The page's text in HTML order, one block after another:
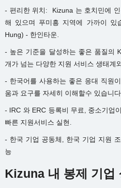
- 편리한 위치: Kizuna 는 호치민에
해 있으며 푸미흥 지역에 가까이 있
Hung) - 한인타운.
- 높은 기준을 달성하는 좋은 품질의
개가 넘는 다양한 지원 서비스 생태계
- 한국어를 사용하는 좋은 응대 직원
움과 요구를 자세히 이해할수 있습니다.
- IRC 와 ERC 등록비 무료, 중소기업
빠른 지원서비스 실현.
- 한국 기업 공동체, 한국 기업 지원
능
Kizuna 내 봉제 기업